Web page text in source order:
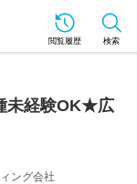
閲覧履歴 検索
未経験OK★広
ング会社